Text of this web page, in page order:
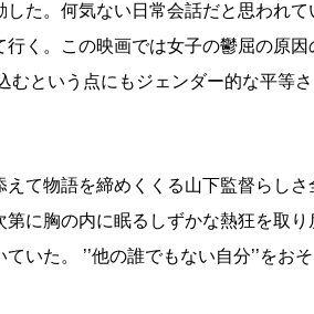
た。何気ない日常会話だと思われ
く。この映画では女子の鬱屈の原
むという点にもジェンダー的な平等
て物語を締めくくる山下監督らし
に胸の内に眠るしずかな熱狂を取
いた。 ’’他の誰でもない自分’’をお